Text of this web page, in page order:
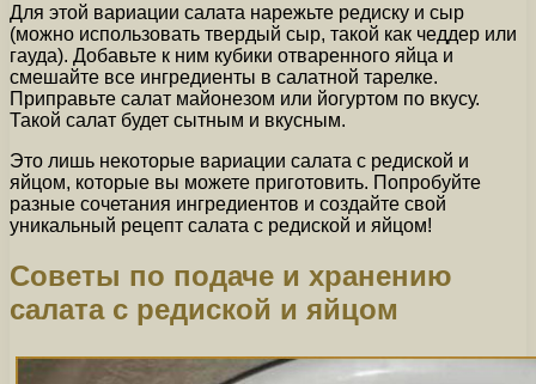
Для этой вариации салата нарежьте редиску и сыр
(можно использовать твердый сыр, такой как чеддер или
гауда). Добавьте к ним кубики отваренного яйца и
смешайте все ингредиенты в салатной тарелке.
Приправьте салат майонезом или йогуртом по вкусу.
Такой салат будет сытным и вкусным.
Это лишь некоторые вариации салата с редиской и
яйцом, которые вы можете приготовить. Попробуйте
разные сочетания ингредиентов и создайте свой
уникальный рецепт салата с редиской и яйцом!
Советы по подаче и хранению
салата с редиской и яйцом